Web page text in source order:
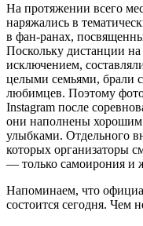
На протяжении всего
наряжались в
в фан-ранах,
Поскольку дистанции на
исключением,
целыми семьями, брали
любимцев. Поэтому
Instagram после
они наполнены хорошим
улыбками. Отдельного
которых организаторы
— только самоирония и
Напоминаем, что
состоится сегодня. Чем